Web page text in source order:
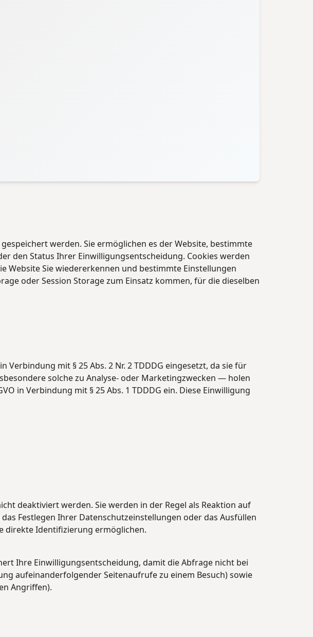
werden. Sie ermöglichen es der Website, bestimmte
den Status Ihrer Einwilligungsentscheidung. Cookies werden
Website Sie wiedererkennen und bestimmte Einstellungen
oder Session Storage zum Einsatz kommen, für die dieselben
Verbindung mit § 25 Abs. 2 Nr. 2 TDDDG eingesetzt, da sie für
solche zu Analyse- oder Marketingzwecken — holen
in Verbindung mit § 25 Abs. 1 TDDDG ein. Diese Einwilligung
deaktiviert werden. Sie werden in der Regel als Reaktion auf
Festlegen Ihrer Datenschutzeinstellungen oder das Ausfüllen
direkte Identifizierung ermöglichen.
Ihre Einwilligungsentscheidung, damit die Abfrage nicht bei
aufeinanderfolgender Seitenaufrufe zu einem Besuch) sowie
Angriffen).